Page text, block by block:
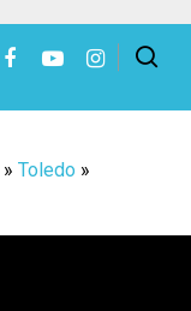
» Toledo »